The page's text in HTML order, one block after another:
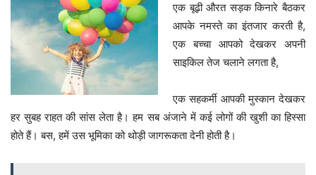
एक बूढ़ी औरत सड़क किनारे बैठकर
आपके नमस्ते का इंतजार करती है,
एक बच्चा आपको देखकर अपनी
साइकिल तेज चलाने लगता है,
एक सहकर्मी आपकी मुस्कान देखकर
हर सुबह राहत की सांस लेता है। हम सब अंजाने में कई लोगों की खुशी का हिस्सा
होते हैं। बस, हमें उस भूमिका को थोड़ी जागरूकता देनी होती है।